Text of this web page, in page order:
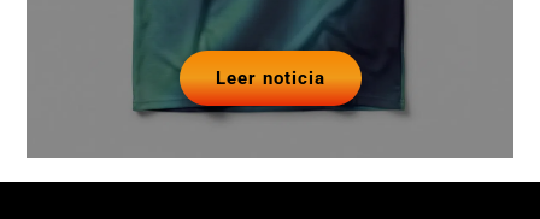
Leer noticia